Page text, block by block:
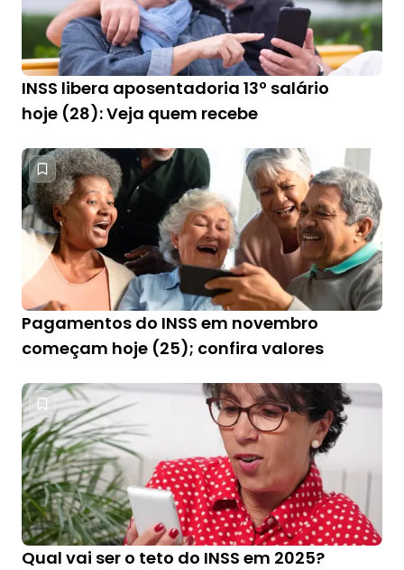
INSS libera aposentadoria 13º salário
hoje (28): Veja quem recebe
Pagamentos do INSS em novembro
começam hoje (25); confira valores
Qual vai ser o teto do INSS em 2025?